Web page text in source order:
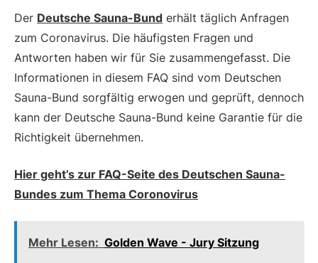
Der Deutsche Sauna-Bund erhält täglich Anfragen
zum Coronavirus. Die häufigsten Fragen und
Antworten haben wir für Sie zusammengefasst. Die
Informationen in diesem FAQ sind vom Deutschen
Sauna-Bund sorgfältig erwogen und geprüft, dennoch
kann der Deutsche Sauna-Bund keine Garantie für die
Richtigkeit übernehmen.
Hier geht’s zur FAQ-Seite des Deutschen Sauna-
Bundes zum Thema Coronovirus
Mehr Lesen: Golden Wave - Jury Sitzung